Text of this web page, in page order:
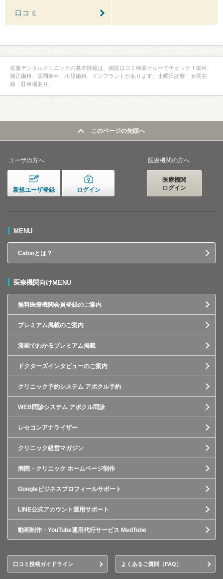
口コミ
佐藤デンタルクリニックの基本情報は、病院口コミ検索カルーでチェック！歯科、
矯正歯科、歯周病科、小児歯科、インプラントがあります。土曜日診察・女医在
籍・駐車場あり。
このページの先頭へ
ユーザの方へ
新規ユーザ登録 ログイン
医療機関の方へ
医療機関
ログイン
MENU
Calooとは？
医療機関向けMENU
無料医療機関会員登録のご案内
プレミアム掲載のご案内
漫画でわかるプレミアム掲載
ドクターズインタビューのご案内
クリニック予約システム アポクル予約
WEB問診システム アポクル問診
レセコンアナライザー
クリニック経営マガジン
病院・クリニック ホームページ制作
Googleビジネスプロフィールサポート
LINE公式アカウント運用サポート
動画制作・YouTube運用代行サービス MedTube
口コミ投稿ガイドライン よくあるご質問（FAQ）